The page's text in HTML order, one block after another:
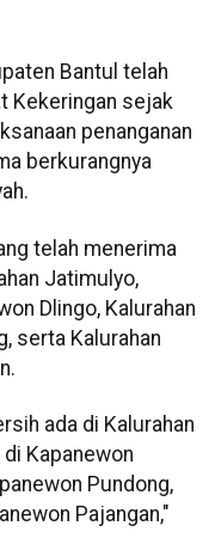
Bantul telah
Kekeringan sejak
penanganan
berkurangnya
telah menerima
Jatimulyo,
Dlingo, Kalurahan
serta Kalurahan
ada di Kalurahan
Kapanewon
Pundong,
Pajangan,"